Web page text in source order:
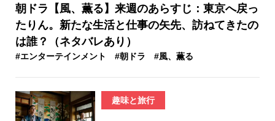
朝ドラ【風、薫る】来週のあらすじ：東京へ戻っ
たりん。新たな生活と仕事の矢先、訪ねてきたの
は誰？（ネタバレあり）
#エンターテインメント #朝ドラ #風、薫る
趣味と旅行